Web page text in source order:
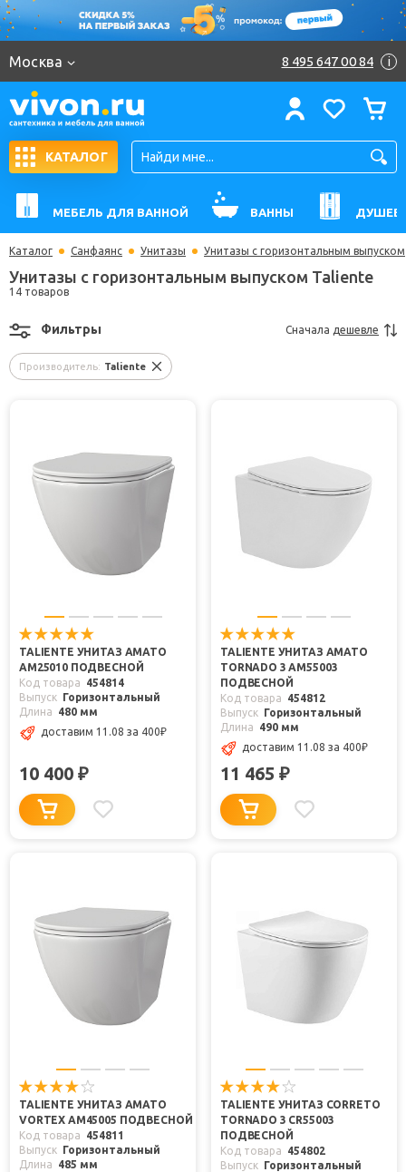
Москва 8 495 647 00 84 i
КАТАЛОГ
МЕБЕЛЬ ДЛЯ ВАННОЙ ВАННЫ
Каталог Санфаянс Унитазы Унитазы с горизонтальным выпуском
Унитазы с горизонтальным выпуском Taliente
14 товаров
Производитель: Taliente
Фильтры Сначала дешевле
TALIENTE УНИТАЗ AMATO
AM25010 ПОДВЕСНОЙ
Код товара
454814
Выпуск Горизонтальный
Длина
480 мм
доставим 11.08 за 400₽
10 400 ₽
TALIENTE УНИТАЗ AMATO
TORNADO 3 AM55003
ПОДВЕСНОЙ
Код товара
454812
Выпуск Горизонтальный
Длина
490 мм
доставим 11.08 за 400₽
11 465 ₽
TALIENTE УНИТАЗ AMATO
VORTEX AM45005 ПОДВЕСНОЙ
Код товара
454811
Выпуск Горизонтальный
Длина
485 мм
TALIENTE УНИТАЗ CORRETO
TORNADO 3 CR55003
ПОДВЕСНОЙ
Код товара
454802
Выпуск Горизонтальный